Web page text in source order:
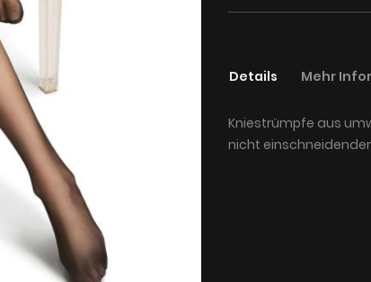
Details
Kniestrümpfe aus
nicht
Mehr